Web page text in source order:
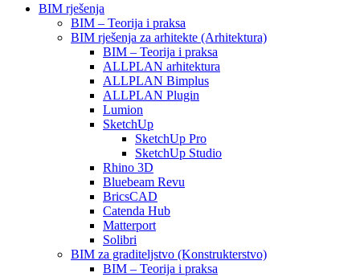
BIM rješenja
BIM – Teorija i praksa
BIM rješenja za arhitekte (Arhitektura)
BIM – Teorija i praksa
ALLPLAN arhitektura
ALLPLAN Bimplus
ALLPLAN Plugin
Lumion
SketchUp
SketchUp Pro
SketchUp Studio
Rhino 3D
Bluebeam Revu
BricsCAD
Catenda Hub
Matterport
Solibri
BIM za graditeljstvo (Konstrukterstvo)
BIM – Teorija i praksa